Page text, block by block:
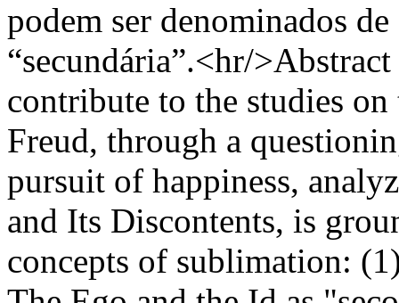
podem ser denominados
“secundária”.<hr/
contribute to the studies
Freud, through a
pursuit of happiness,
and Its Discontents, is
concepts of sublimation: